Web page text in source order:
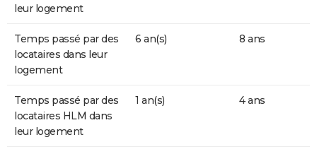
leur logement
Temps passé par des
locataires dans leur
logement
6 an(s) 8 ans
Temps passé par des
locataires HLM dans
leur logement
1 an(s) 4 ans